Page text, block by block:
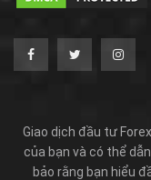
Giao dịch đầu tư
của bạn và có thể
bảo rằng bạn hiểu